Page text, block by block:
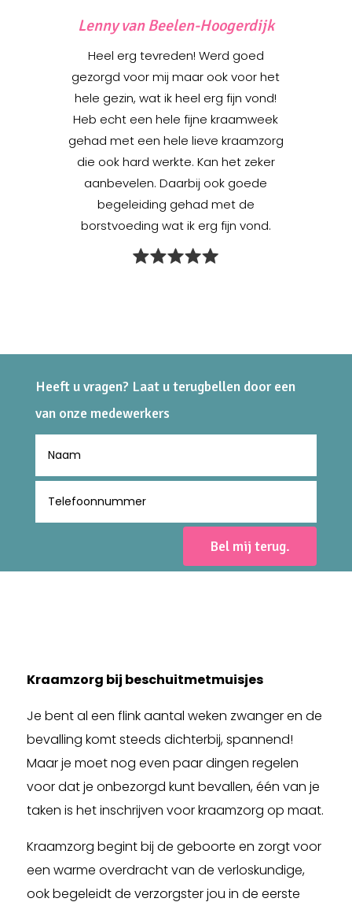
Lenny van Beelen-Hoogerdijk
Heel erg tevreden! Werd goed
gezorgd voor mij maar ook voor het
hele gezin, wat ik heel erg fijn vond!
Heb echt een hele fijne kraamweek
gehad met een hele lieve kraamzorg
die ook hard werkte. Kan het zeker
aanbevelen. Daarbij ook goede
begeleiding gehad met de
borstvoeding wat ik erg fijn vond.
Heeft u vragen? Laat u terugbellen door een
van onze medewerkers
Bel mij terug.
Kraamzorg bij beschuitmetmuisjes
Je bent al een flink aantal weken zwanger en de
bevalling komt steeds dichterbij, spannend!
Maar je moet nog even paar dingen regelen
voor dat je onbezorgd kunt bevallen, één van je
taken is het inschrijven voor kraamzorg op maat.
Kraamzorg begint bij de geboorte en zorgt voor
een warme overdracht van de verloskundige,
ook begeleidt de verzorgster jou in de eerste